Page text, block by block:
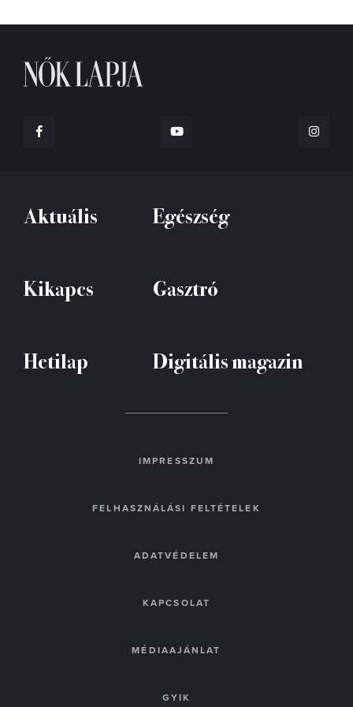
Aktuális Egészség
Kikapcs Gasztró
Hetilap Digitális magazin
IMPRESSZUM
FELHASZNÁLÁSI FELTÉTELEK
ADATVÉDELEM
KAPCSOLAT
MÉDIAAJÁNLAT
GYIK